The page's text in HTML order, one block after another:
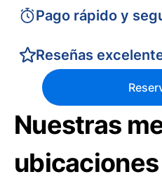
Pago rápido y
Reseñas
Nuestras